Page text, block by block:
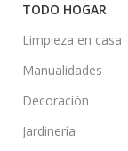
TODO HOGAR
Limpieza en casa
Manualidades
Decoración
Jardinería